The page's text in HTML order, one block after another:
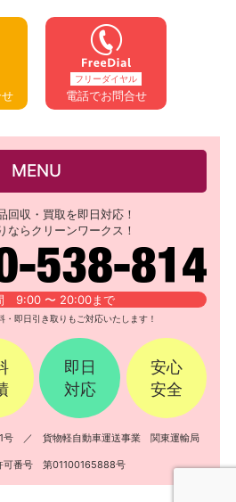
フリーダイヤル
電話でお問合せ
MENU
回収・買取を即日対応！
ならクリーンワークス！
9:00 〜 20:00まで
・即日引き取りもご対応いたします！
即日
対応
安心
安全
号 ／ 貨物軽自動車運送事業 関東運輸局
可番号 第01100165888号